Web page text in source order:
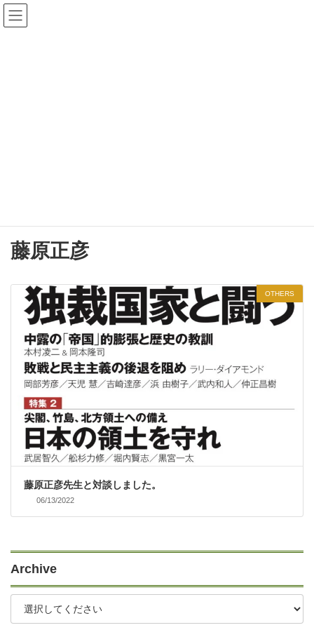
コ
ン
テ
ナ
ビ
ゲ
藤原正彦
OTHERS
藤原正彦先生と対談しました。
06/13/2022
Archive